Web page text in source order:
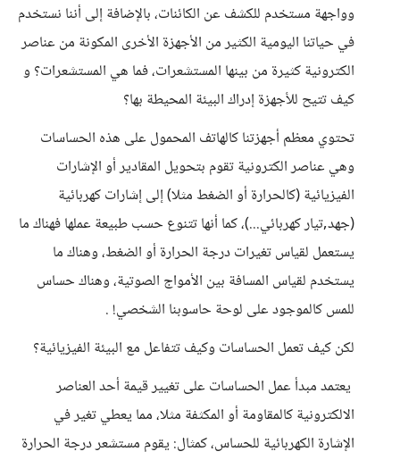
وواجهة مستخدم للكشف عن الكائنات، بالإضافة إلى أننا نستخدم
في حياتنا اليومية الكثير من الأجهزة الأخرى المكونة من عناصر
الكترونية كثيرة من بينها المستشعرات، فما هي المستشعرات؟ و
كيف تتيح للأجهزة إدراك البيئة المحيطة بها؟
تحتوي معظم أجهزتنا كالهاتف المحمول على هذه الحساسات
وهي عناصر الكترونية تقوم بتحويل المقادير أو الإشارات
الفيزيائية (كالحرارة أو الضغط مثلا) إلى إشارات كهربائية
(جهد,تيار كهربائي...)، كما أنها تتنوع حسب طبيعة عملها فهناك ما
يستعمل لقياس تغيرات درجة الحرارة أو الضغط، وهناك ما
يستخدم لقياس المسافة بين الأمواج الصوتية، وهناك حساس
للمس كالموجود على لوحة حاسوبنا الشخصي! .
لكن كيف تعمل الحساسات وكيف تتفاعل مع البيئة الفيزيائية؟
يعتمد مبدأ عمل الحساسات على تغيير قيمة أحد العناصر
الالكترونية كالمقاومة أو المكثفة مثلا، مما يعطي تغير في
الإشارة الكهربائية للحساس، كمثال: يقوم مستشعر درجة الحرارة